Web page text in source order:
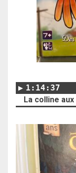
1:14:37
La colline